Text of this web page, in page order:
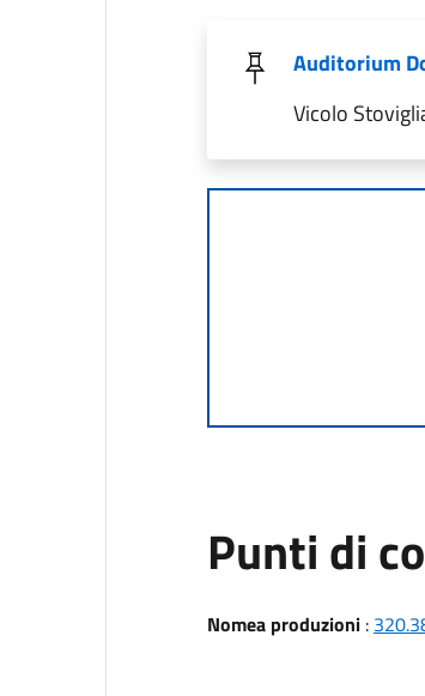
Auditorium
Vicolo
Punti di
Nomea produzioni :